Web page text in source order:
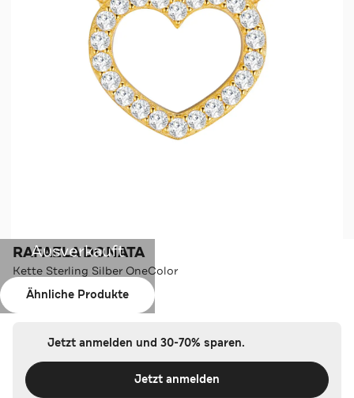
Ausverkauft
Ähnliche Produkte
RAFAELA DONATA
Kette Sterling Silber OneColor
Farbe:OneColor
Jetzt anmelden und 30-70% sparen.
Jetzt anmelden